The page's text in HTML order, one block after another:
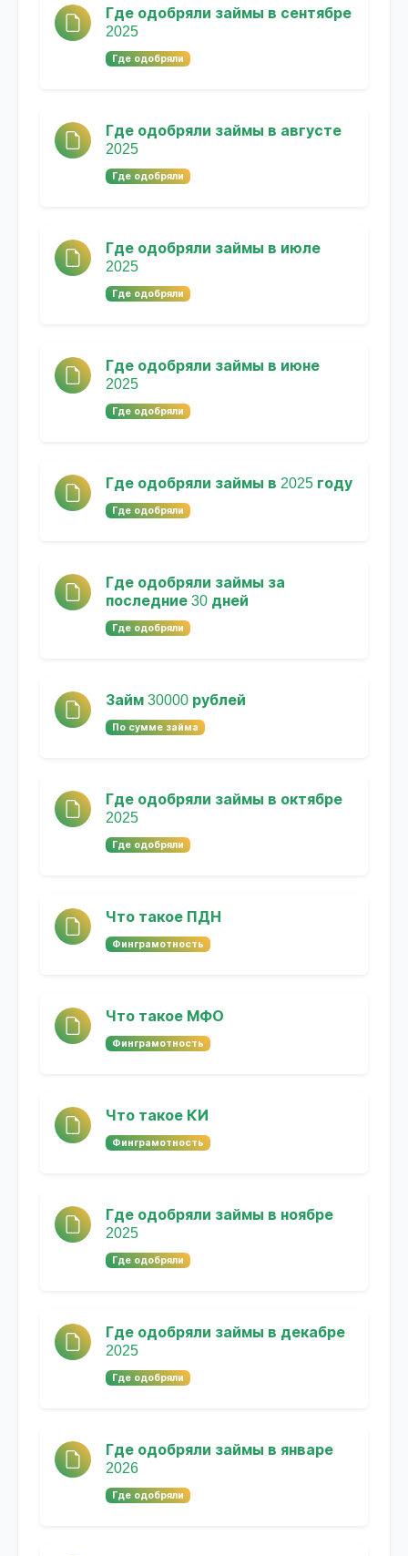
Где одобряли займы в сентябре
2025
Где одобряли
Где одобряли займы в августе
2025
Где одобряли
Где одобряли займы в июле
2025
Где одобряли
Где одобряли займы в июне
2025
Где одобряли
Где одобряли займы в 2025 году
Где одобряли
Где одобряли займы за
последние 30 дней
Где одобряли
Займ 30000 рублей
По сумме займа
Где одобряли займы в октябре
2025
Где одобряли
Что такое ПДН
Финграмотность
Что такое МФО
Финграмотность
Что такое КИ
Финграмотность
Где одобряли займы в ноябре
2025
Где одобряли
Где одобряли займы в декабре
2025
Где одобряли
Где одобряли займы в январе
2026
Где одобряли